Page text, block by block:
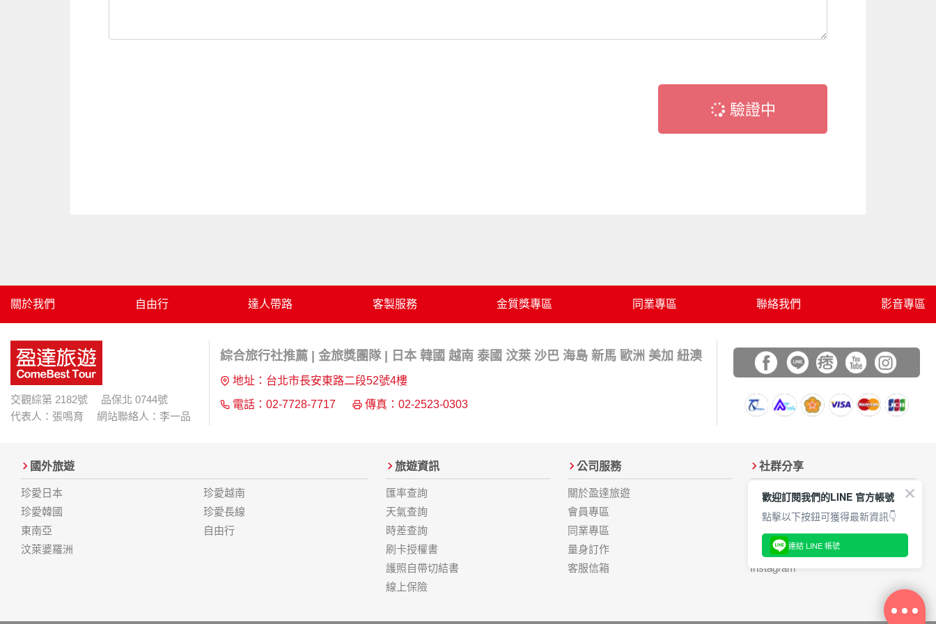
驗證中
關於我們 自由行 達人帶路 客製服務 金質獎專區 同業專區 聯絡我們 影音專區
交觀綜第 2182號 品保北 0744號
代表人：張鳴育 網站聯絡人：李一品
綜合旅行社推薦 | 金旅獎團隊 | 日本 韓國 越南 泰國 汶萊 沙巴 海島 新馬 歐洲 美加 紐澳
地址：台北市長安東路二段52號4樓
電話：02-7728-7717
傳真：02-2523-0303
國外旅遊
珍愛日本
珍愛韓國
東南亞
汶萊婆羅洲
珍愛越南
珍愛長線
自由行
旅遊資訊
匯率查詢
天氣查詢
時差查詢
刷卡授權書
護照自帶切結書
線上保險
公司服務
關於盈達旅遊
會員專區
同業專區
量身訂作
客服信箱
社群分享
加入Line好友
FB粉絲團
遊記分享
Instagram
歡迎訂閱我們的LINE 官方帳號
點擊以下按鈕可獲得最新資訊👇
連結 LINE 帳號